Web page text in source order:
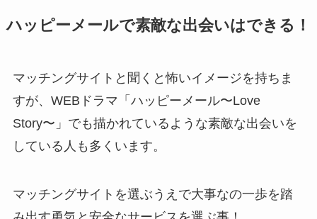
ハッピーメールで素敵な出会いはできる！
マッチングサイトと聞くと怖いイメージを持ちま
すが、WEBドラマ「ハッピーメール〜Love
Story〜」でも描かれているような素敵な出会いを
している人も多くいます。
マッチングサイトを選ぶうえで大事なの一歩を踏